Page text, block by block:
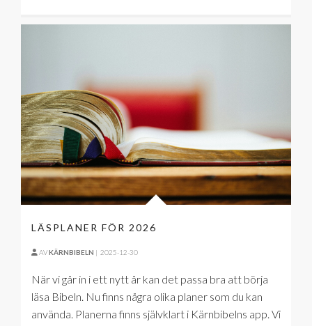
LÄSPLANER FÖR 2026
AVKÄRNBIBELN | 2025-12-30
När vi går in i ett nytt år kan det passa bra att börja
läsa Bibeln. Nu finns några olika planer som du kan
använda. Planerna finns självklart i Kärnbibelns app. Vi